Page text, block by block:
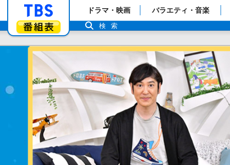
「TBSテレビ」トップページ
番組表
ドラマ・映画 バラエティ・音楽
検索